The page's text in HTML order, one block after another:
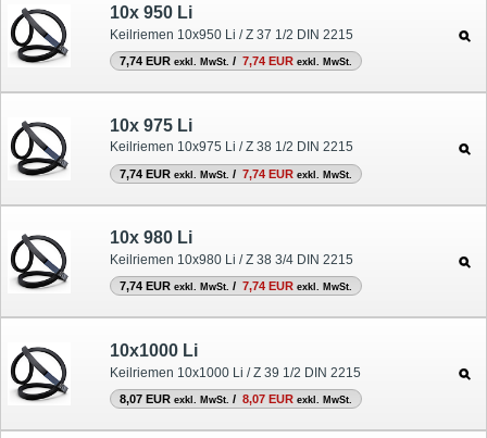
10x 950 Li
Keilriemen 10x950 Li / Z 37 1/2 DIN 2215
7,74 EUR exkl. MwSt. / 7,74 EUR exkl. MwSt.
10x 975 Li
Keilriemen 10x975 Li / Z 38 1/2 DIN 2215
7,74 EUR exkl. MwSt. / 7,74 EUR exkl. MwSt.
10x 980 Li
Keilriemen 10x980 Li / Z 38 3/4 DIN 2215
7,74 EUR exkl. MwSt. / 7,74 EUR exkl. MwSt.
10x1000 Li
Keilriemen 10x1000 Li / Z 39 1/2 DIN 2215
8,07 EUR exkl. MwSt. / 8,07 EUR exkl. MwSt.